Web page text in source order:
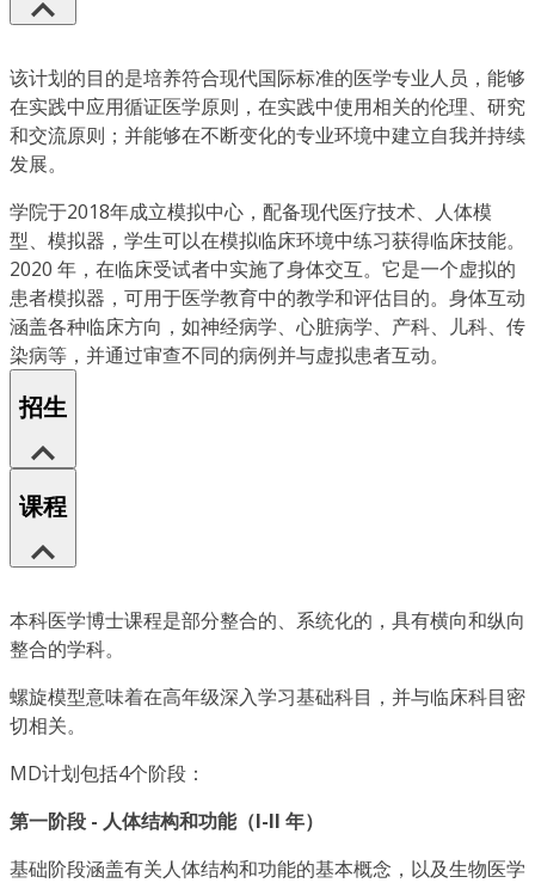
该计划的目的是培养符合现代国际标准的医学专业人员，能够
在实践中应用循证医学原则，在实践中使用相关的伦理、研究
和交流原则；并能够在不断变化的专业环境中建立自我并持续
发展。
学院于2018年成立模拟中心，配备现代医疗技术、人体模
型、模拟器，学生可以在模拟临床环境中练习获得临床技能。
2020 年，在临床受试者中实施了身体交互。它是一个虚拟的
患者模拟器，可用于医学教育中的教学和评估目的。身体互动
涵盖各种临床方向，如神经病学、心脏病学、产科、儿科、传
染病等，并通过审查不同的病例并与虚拟患者互动。
招生
课程
本科医学博士课程是部分整合的、系统化的，具有横向和纵向
整合的学科。
螺旋模型意味着在高年级深入学习基础科目，并与临床科目密
切相关。
MD计划包括4个阶段：
第一阶段 - 人体结构和功能（I-II 年）
基础阶段涵盖有关人体结构和功能的基本概念，以及生物医学